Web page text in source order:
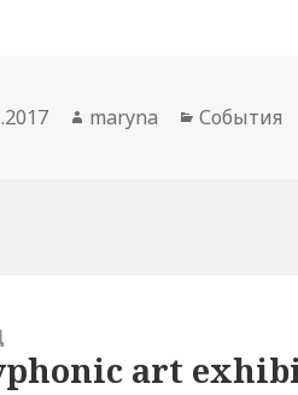
Автор
maryna Рубрики
События
art